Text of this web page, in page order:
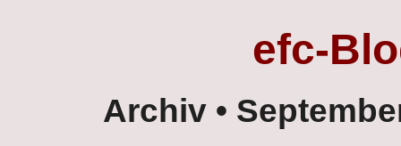
efc-
Archiv •